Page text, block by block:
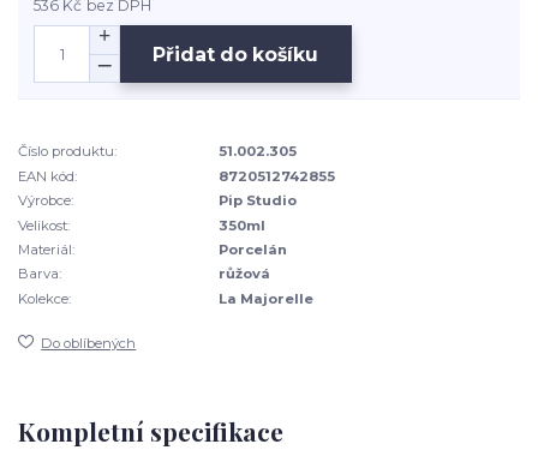
536 Kč bez DPH
Přidat do košíku
Číslo produktu:
51.002.305
EAN kód:
8720512742855
Výrobce:
Pip Studio
Velikost:
350ml
Materiál:
Porcelán
Barva:
růžová
Kolekce:
La Majorelle
Do oblíbených
Kompletní specifikace